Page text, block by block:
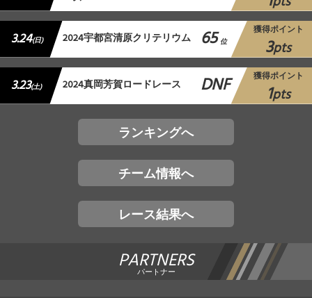
3.24(日) 2024宇都宮清原クリテリウム 65 位
獲得ポイント
3pts
3.23(土) 2024真岡芳賀ロードレース DNF 獲得ポイント
1pts
ランキングへ
チーム情報へ
レース結果へ
PARTNERS
パートナー